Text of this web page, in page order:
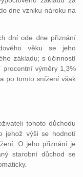
dne vzniku nároku na
dní ode dne přiznání
věku se jeho
základu; s účinností
výměry 1,3%
po tomto snížení však
tohoto důchodu
jehož výši se hodnotí
O jeho přiznání je
starobní důchod se